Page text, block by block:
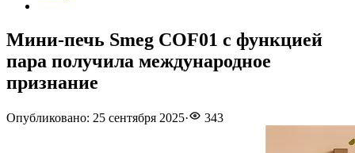
Мини-печь Smeg COF01 с функцией
пара получила международное
признание
Опубликовано: 25 сентября 2025· 343